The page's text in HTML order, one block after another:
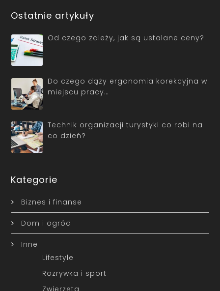
Ostatnie artykuły
Od czego zależy, jak są ustalane ceny?
Do czego dąży ergonomia korekcyjna w
miejscu pracy…
Technik organizacji turystyki co robi na
co dzień?
Kategorie
Biznes i finanse
Dom i ogród
Inne
Lifestyle
Rozrywka i sport
Zwierzęta